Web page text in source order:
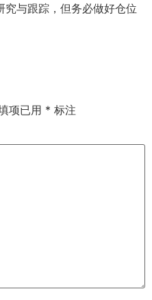
究与跟踪，但务必做好仓位
项已用 * 标注